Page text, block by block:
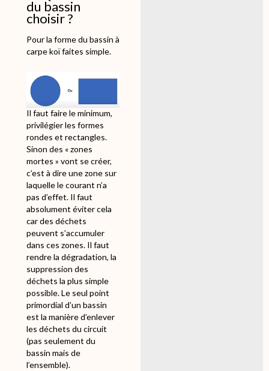
du bassin
choisir ?
Pour la forme du bassin à
carpe koï faites simple.
Il faut faire le minimum,
privilégier les formes
rondes et rectangles.
Sinon des « zones
mortes » vont se créer,
c’est à dire une zone sur
laquelle le courant n’a
pas d’effet. Il faut
absolument éviter cela
car des déchets
peuvent s’accumuler
dans ces zones. Il faut
rendre la dégradation, la
suppression des
déchets la plus simple
possible. Le seul point
primordial d’un bassin
est la manière d’enlever
les déchets du circuit
(pas seulement du
bassin mais de
l’ensemble).